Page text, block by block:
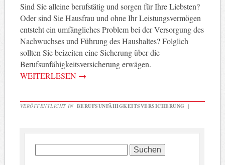
Sind Sie alleine berufstätig und sorgen für Ihre Liebsten?
Oder sind Sie Hausfrau und ohne Ihr Leistungsvermögen
entsteht ein umfängliches Problem bei der Versorgung des
Nachwuchses und Führung des Haushaltes? Folglich
sollten Sie beizeiten eine Sicherung über die
Berufsunfähigkeitsversicherung erwägen.
WEITERLESEN →
VERÖFFENTLICHT IN BERUFSUNFÄHIGKEITSVERSICHERUNG |
nach: